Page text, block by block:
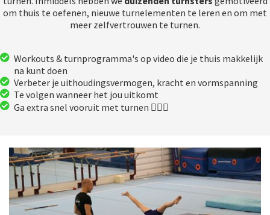
om thuis te oefenen, nieuwe turnelementen te leren en om met
meer zelfvertrouwen te turnen.
Workouts & turnprogramma's op video die je thuis makkelijk
na kunt doen
Verbeter je uithoudingsvermogen, kracht en vormspanning
Te volgen wanneer het jou uitkomt
Ga extra snel vooruit met turnen 🤸🏻‍♀️